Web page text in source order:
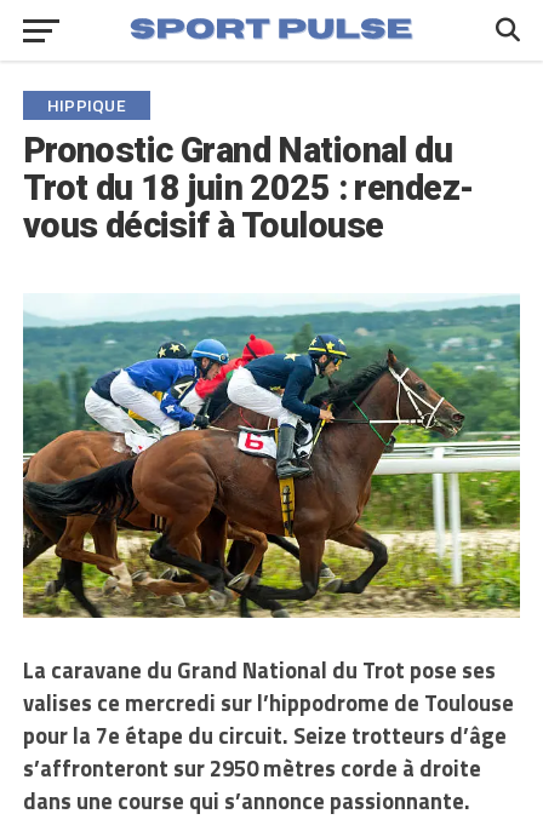
HIPPIQUE
Pronostic Grand National du
Trot du 18 juin 2025 : rendez-
vous décisif à Toulouse
La caravane du Grand National du Trot pose ses
valises ce mercredi sur l’hippodrome de Toulouse
pour la 7e étape du circuit. Seize trotteurs d’âge
s’affronteront sur 2950 mètres corde à droite
dans une course qui s’annonce passionnante.